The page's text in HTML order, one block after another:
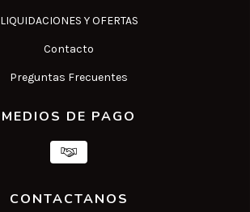
LIQUIDACIONES Y OFERTAS
Contacto
Preguntas Frecuentes
MEDIOS DE PAGO
CONTACTANOS